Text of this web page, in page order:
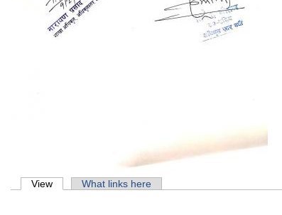
Primary tabs
View (active tab)What links here